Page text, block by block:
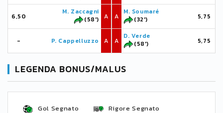
6,50
M. Zaccagni
(58')
A
- P. Cappelluzzo A
A
M. Soumaré
(32')
5,75
A
D. Verde
(58')
5,75
LEGENDA BONUS/MALUS
Gol Segnato
Rigore Segnato